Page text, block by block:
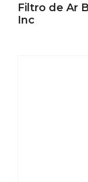
Filtro de Ar
Inc